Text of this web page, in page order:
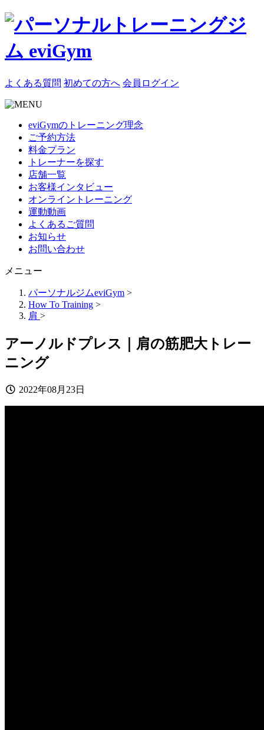
よくある質問 初めての方へ 会員ログイン
eviGymのトレーニング理念
ご予約方法
料金プラン
トレーナーを探す
店舗一覧
お客様インタビュー
オンライントレーニング
運動動画
よくあるご質問
お知らせ
お問い合わせ
メニュー
パーソナルジムeviGym >
How To Training >
肩 >
アーノルドプレス｜肩の筋肥大トレー
ニング
2022年08月23日